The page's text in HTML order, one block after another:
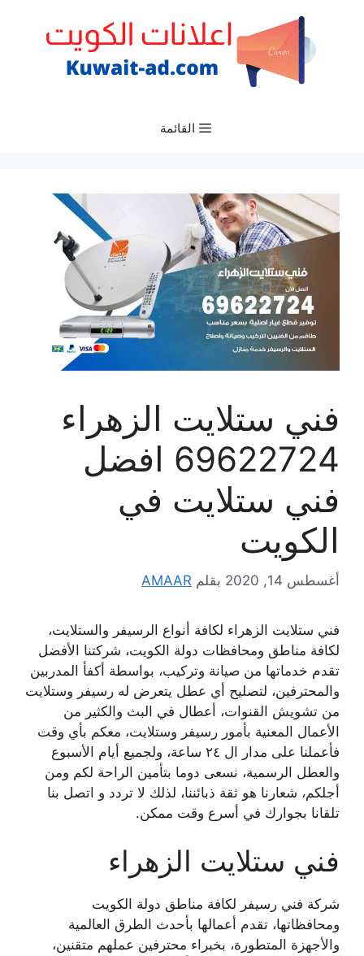
القائمة
فني ستلايت الزهراء
69622724 افضل
فني ستلايت في
الكويت
أغسطس 14, 2020 بقلم AMAAR
فني ستلايت الزهراء لكافة أنواع الرسيفر والستلايت،
لكافة مناطق ومحافظات دولة الكويت، شركتنا الأفضل
تقدم خدماتها من صيانة وتركيب، بواسطة أكفأ المدربين
والمحترفين، لتصليح أي عطل يتعرض له رسيفر وستلايت
من تشويش القنوات، أعطال في البث والكثير من
الأعمال المعنية بأمور رسيفر وستلايت، معكم بأي وقت
فأعملنا على مدار ال ٢٤ ساعة، ولجميع أيام الأسبوع
والعطل الرسمية، نسعى دوما بتأمين الراحة لكم ومن
أجلكم، شعارنا هو ثقة ذبائننا، لذلك لا تردد و اتصل بنا
تلقانا بجوارك في أسرع وقت ممكن.
فني ستلايت الزهراء
شركة فني رسيفر لكافة مناطق دولة الكويت
ومحافظاتها، تقدم أعمالها بأحدث الطرق العالمية
والأجهزة المتطورة، بخبراء محترفين عملهم متقنين،